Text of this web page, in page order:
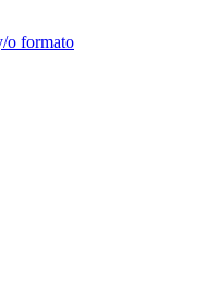
o formato